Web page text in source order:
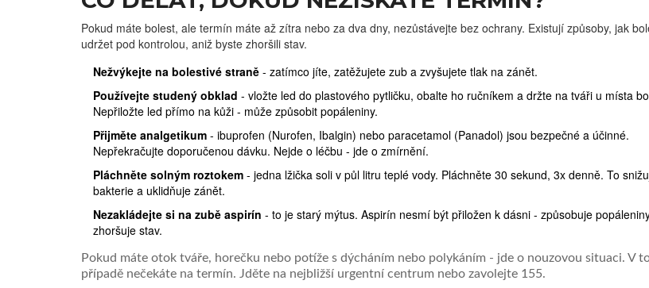
Pokud máte bolest, ale termín máte až zítra nebo za dva dny, nezůstávejte bez ochrany. Existují způsoby, jak
udržet pod kontrolou, aniž byste zhoršili stav.
Nežvýkejte na bolestivé straně - zatímco jíte, zatěžujete zub a zvyšujete tlak na zánět.
Používejte studený obklad - vložte led do plastového pytličku, obalte ho ručníkem a držte na tváři u místa
Nepřiložte led přímo na kůži - může způsobit popáleniny.
Přijměte analgetikum - ibuprofen (Nurofen, Ibalgin) nebo paracetamol (Panadol) jsou bezpečné a účinné.
Nepřekračujte doporučenou dávku. Nejde o léčbu - jde o zmírnění.
Pláchněte solným roztokem - jedna lžička soli v půl litru teplé vody. Pláchněte 30 sekund, 3x denně. To
bakterie a uklidňuje zánět.
Nezakládejte si na zubě aspirín - to je starý mýtus. Aspirín nesmí být přiložen k dásni - způsobuje
zhoršuje stav.
Pokud máte otok tváře, horečku nebo potíže s dýcháním nebo polykáním - jde o nouzovou situaci. V
případě nečekáte na termín. Jděte na nejbližší urgentní centrum nebo zavolejte 155.